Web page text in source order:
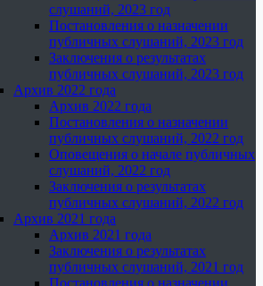
слушаний, 2023 год
Постановления о назначении
публичных слушаний, 2023 год
Заключения о результатах
публичных слушаний, 2023 год
Архив 2022 года
Архив 2022 года
Постановления о назначении
публичных слушаний, 2022 год
Оповещения о начале публичных
слушаний, 2022 год
Заключения о результатах
публичных слушаний, 2022 год
Архив 2021 года
Архив 2021 года
Заключения о результатах
публичных слушаний, 2021 год
Постановления о назначении